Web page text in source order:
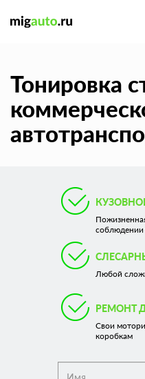
Тонировка
соблюдении
Любой
РЕМОНТ
Свои
коробкам